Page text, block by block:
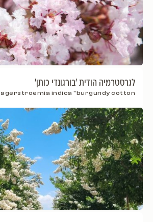
לגרסטרמיה הודית 'בורגונדי כותן'
lagerstroemia indica "burgundy cotton"